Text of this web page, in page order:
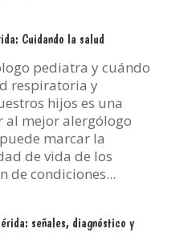
Cuidando la salud
pediatra y cuándo
respiratoria y
hijos es una
al mejor alergólogo
marcar la
de vida de los
de condiciones...
señales, diagnóstico y